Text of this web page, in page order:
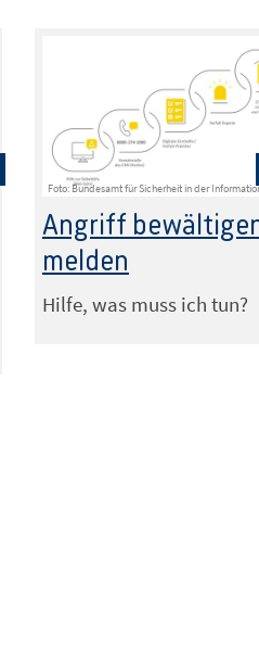
Foto: Bundesamt für Sicherheit in der
Angriff
melden
Hilfe, was muss ich tun?